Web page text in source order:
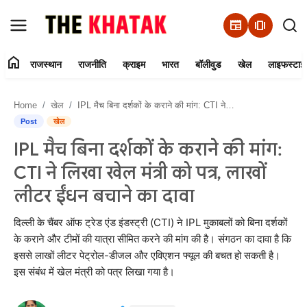
newspaper amp_stories
Contact Us
राजस्थान
राजनीति
क्राइम
भारत
home राजस्थान राजनीति क्राइम भारत बॉलीवुड खेल
Home खेल IPL मैच बिना दर्शकों के कराने की मांग: CTI ने लिखा खेल मंत्री को पत्र, लाखों लीटर ईंधन बचाने का दावा
Post खेल
IPL मैच बिना दर्शकों के कराने की मांग:
CTI ने लिखा खेल मंत्री को पत्र, लाखों
लीटर ईंधन बचाने का दावा
दिल्ली के चैंबर ऑफ ट्रेड एंड इंडस्ट्री (CTI) ने IPL मुकाबलों को बिना दर्शकों
के कराने और टीमों की यात्रा सीमित करने की मांग की है। संगठन का दावा है कि
इससे लाखों लीटर पेट्रोल-डीजल और एविएशन फ्यूल की बचत हो सकती है।
इस संबंध में खेल मंत्री को पत्र लिखा गया है।